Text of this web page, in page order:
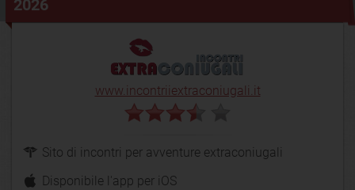
2026
www.incontriiextraconiugali.it
Sito di incontri per avventure extraconiugali
Disponibile l'app per iOS